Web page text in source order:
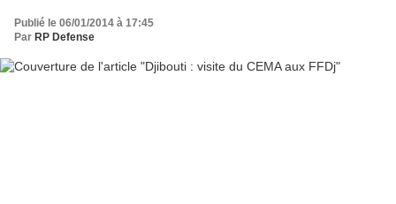
Publié le 06/01/2014 à 17:45
Par RP Defense